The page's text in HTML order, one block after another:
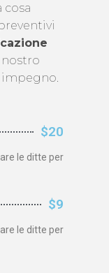
cosa
impegno.
$20
le ditte per
$9
le ditte per